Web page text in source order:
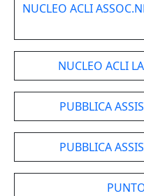
NUCLEO ACLI
NUCLEO ACLI
PUBBLICA
PUBBLICA